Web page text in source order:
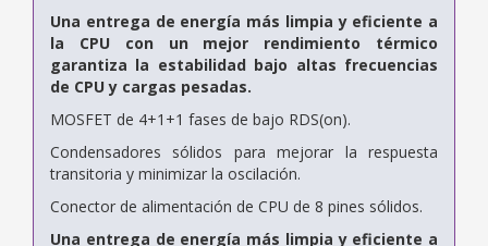
Una entrega de energía más limpia y eficiente a
la CPU con un mejor rendimiento térmico
garantiza la estabilidad bajo altas frecuencias
de CPU y cargas pesadas.
MOSFET de 4+1+1 fases de bajo RDS(on).
Condensadores sólidos para mejorar la respuesta
transitoria y minimizar la oscilación.
Conector de alimentación de CPU de 8 pines sólidos.
Una entrega de energía más limpia y eficiente a